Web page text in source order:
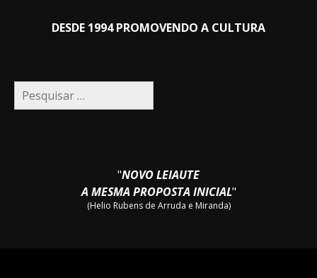
DESDE 1994 PROMOVENDO A CULTURA
Pesquisar
por:
"NOVO LEIAUTE
A MESMA PROPOSTA INICIAL"
(Helio Rubens de Arruda e Miranda)